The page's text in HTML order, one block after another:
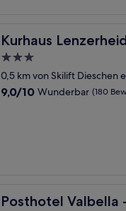
Kurhaus
Kurhaus Lenzerheide
3.0-
Sterne-
Unterkunft
0,5 km von Skilift Dieschen
9.0
9,0/10 Wunderbar (180
Posthotel Valbella
Posthotel Valbella -